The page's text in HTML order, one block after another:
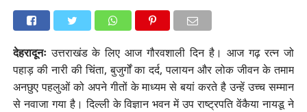
देहरादूनःउत्तराखंड के लिए आज गौरवशाली दिन है। आज गढ़ रत्न जो
पहाड़ की नारी की चिंता, बुजुर्गों का दर्द, पलायन और लोक जीवन के तमाम
अनछुए पहलुओं को अपने गीतों के माध्यम से बयां करते है उन्हें उच्च सम्मान
से नवाजा गया है। दिल्ली के विज्ञान भवन में उप राष्ट्रपति वेंकैया नायडू ने